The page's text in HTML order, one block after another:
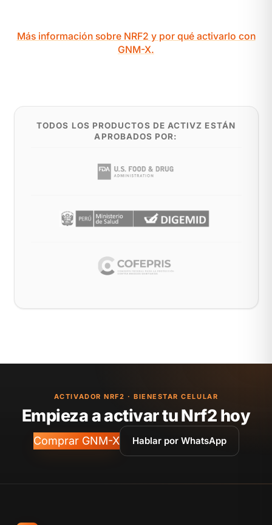
Más información sobre NRF2 y por qué activarlo con
GNM-X.
TODOS LOS PRODUCTOS DE ACTIVZ ESTÁN
APROBADOS POR:
ACTIVADOR NRF2 · BIENESTAR CELULAR
Empieza a activar tu Nrf2 hoy
Comprar GNM-X Hablar por WhatsApp